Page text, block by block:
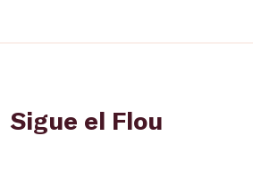
Sigue el Flou